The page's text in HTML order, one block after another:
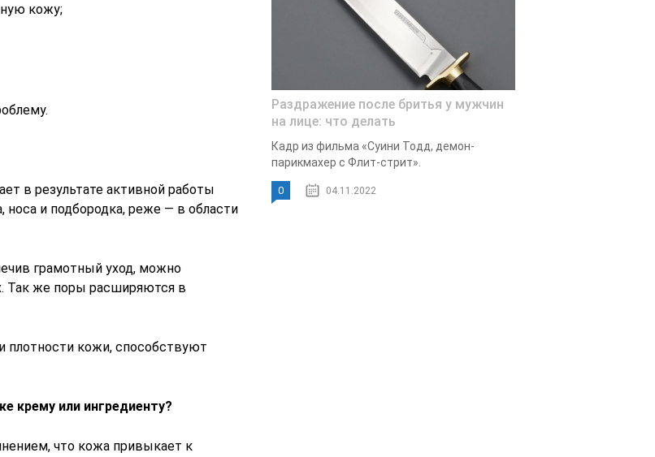
кожу;
в результате активной работы
и подбородка, реже — в области
грамотный уход, можно
Так же поры расширяются в
плотности кожи, способствуют
крему или ингредиенту?
что кожа привыкает к
Раздражение после бритья у мужчин
на лице: что делать
Кадр из фильма «Суини Тодд, демон-
парикмахер с Флит-стрит».
0 04.11.2022